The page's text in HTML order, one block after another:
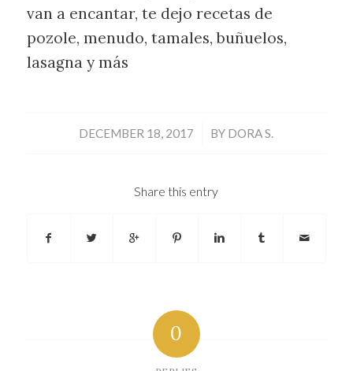
van a encantar, te dejo recetas de
pozole, menudo, tamales, buñuelos,
lasagna y más
DECEMBER 18, 2017
/ BY DORA S.
Share this entry
0